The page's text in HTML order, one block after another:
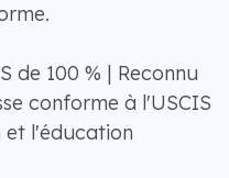
de 100 % | Reconnu
conforme à l'USCIS
l'éducation